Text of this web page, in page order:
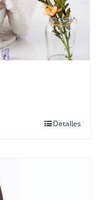
Detalles